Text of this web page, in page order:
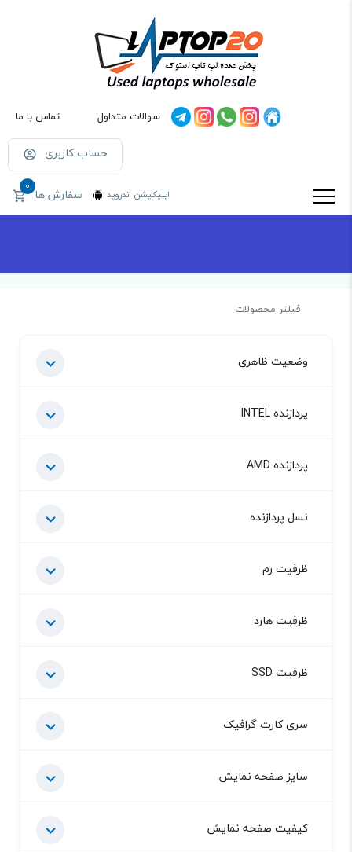
سوالات متداول تماس با ما
حساب کاربری
اپلیکیشن اندروید سفارش ها 0
فیلتر محصولات
وضعیت ظاهری
پردازنده INTEL
پردازنده AMD
نسل پردازنده
ظرفیت رم
ظرفیت هارد
ظرفیت SSD
سری کارت گرافیک
سایز صفحه نمایش
کیفیت صفحه نمایش